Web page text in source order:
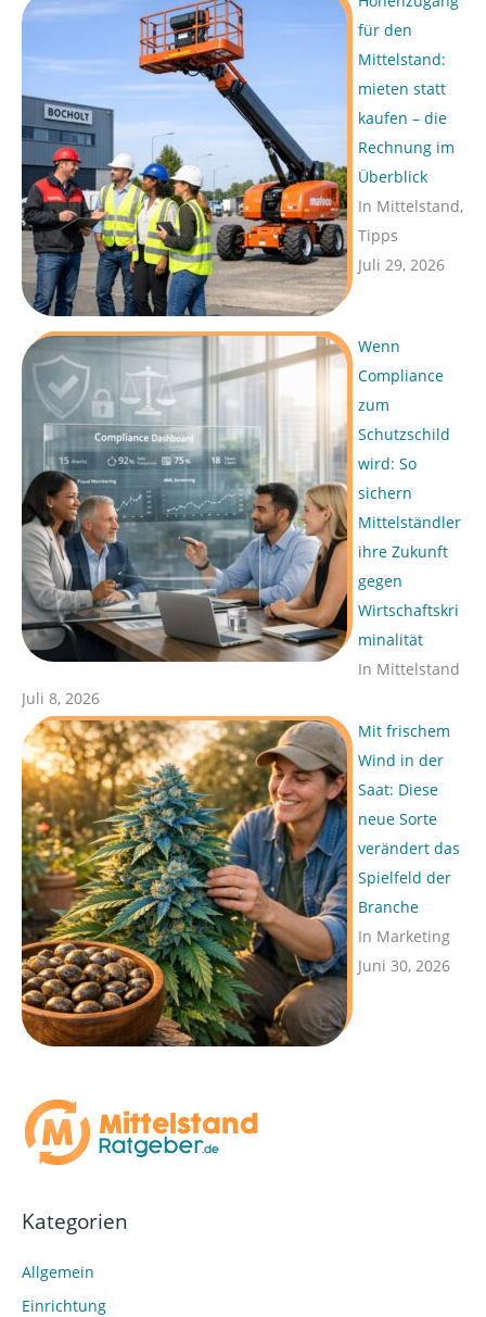
für den
Mittelstand:
mieten statt
kaufen – die
Rechnung im
Überblick
In Mittelstand,
Tipps
Juli 29, 2026
Wenn
Compliance
zum
Schutzschild
wird: So
sichern
Mittelständler
ihre Zukunft
gegen
Wirtschaftskri
minalität
In Mittelstand
Juli 8, 2026
Mit frischem
Wind in der
Saat: Diese
neue Sorte
verändert das
Spielfeld der
Branche
In Marketing
Juni 30, 2026
Kategorien
Allgemein
Einrichtung